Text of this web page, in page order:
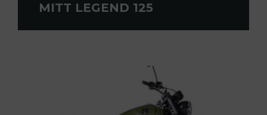
MITT LEGEND 125